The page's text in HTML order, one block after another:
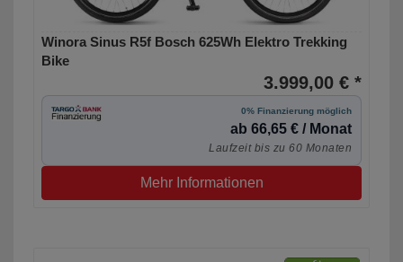
Winora Sinus R5f Bosch 625Wh Elektro Trekking
Bike
3.999,00 € *
0% Finanzierung möglich
ab 66,65 € / Monat
Laufzeit bis zu 60 Monaten
Mehr Informationen